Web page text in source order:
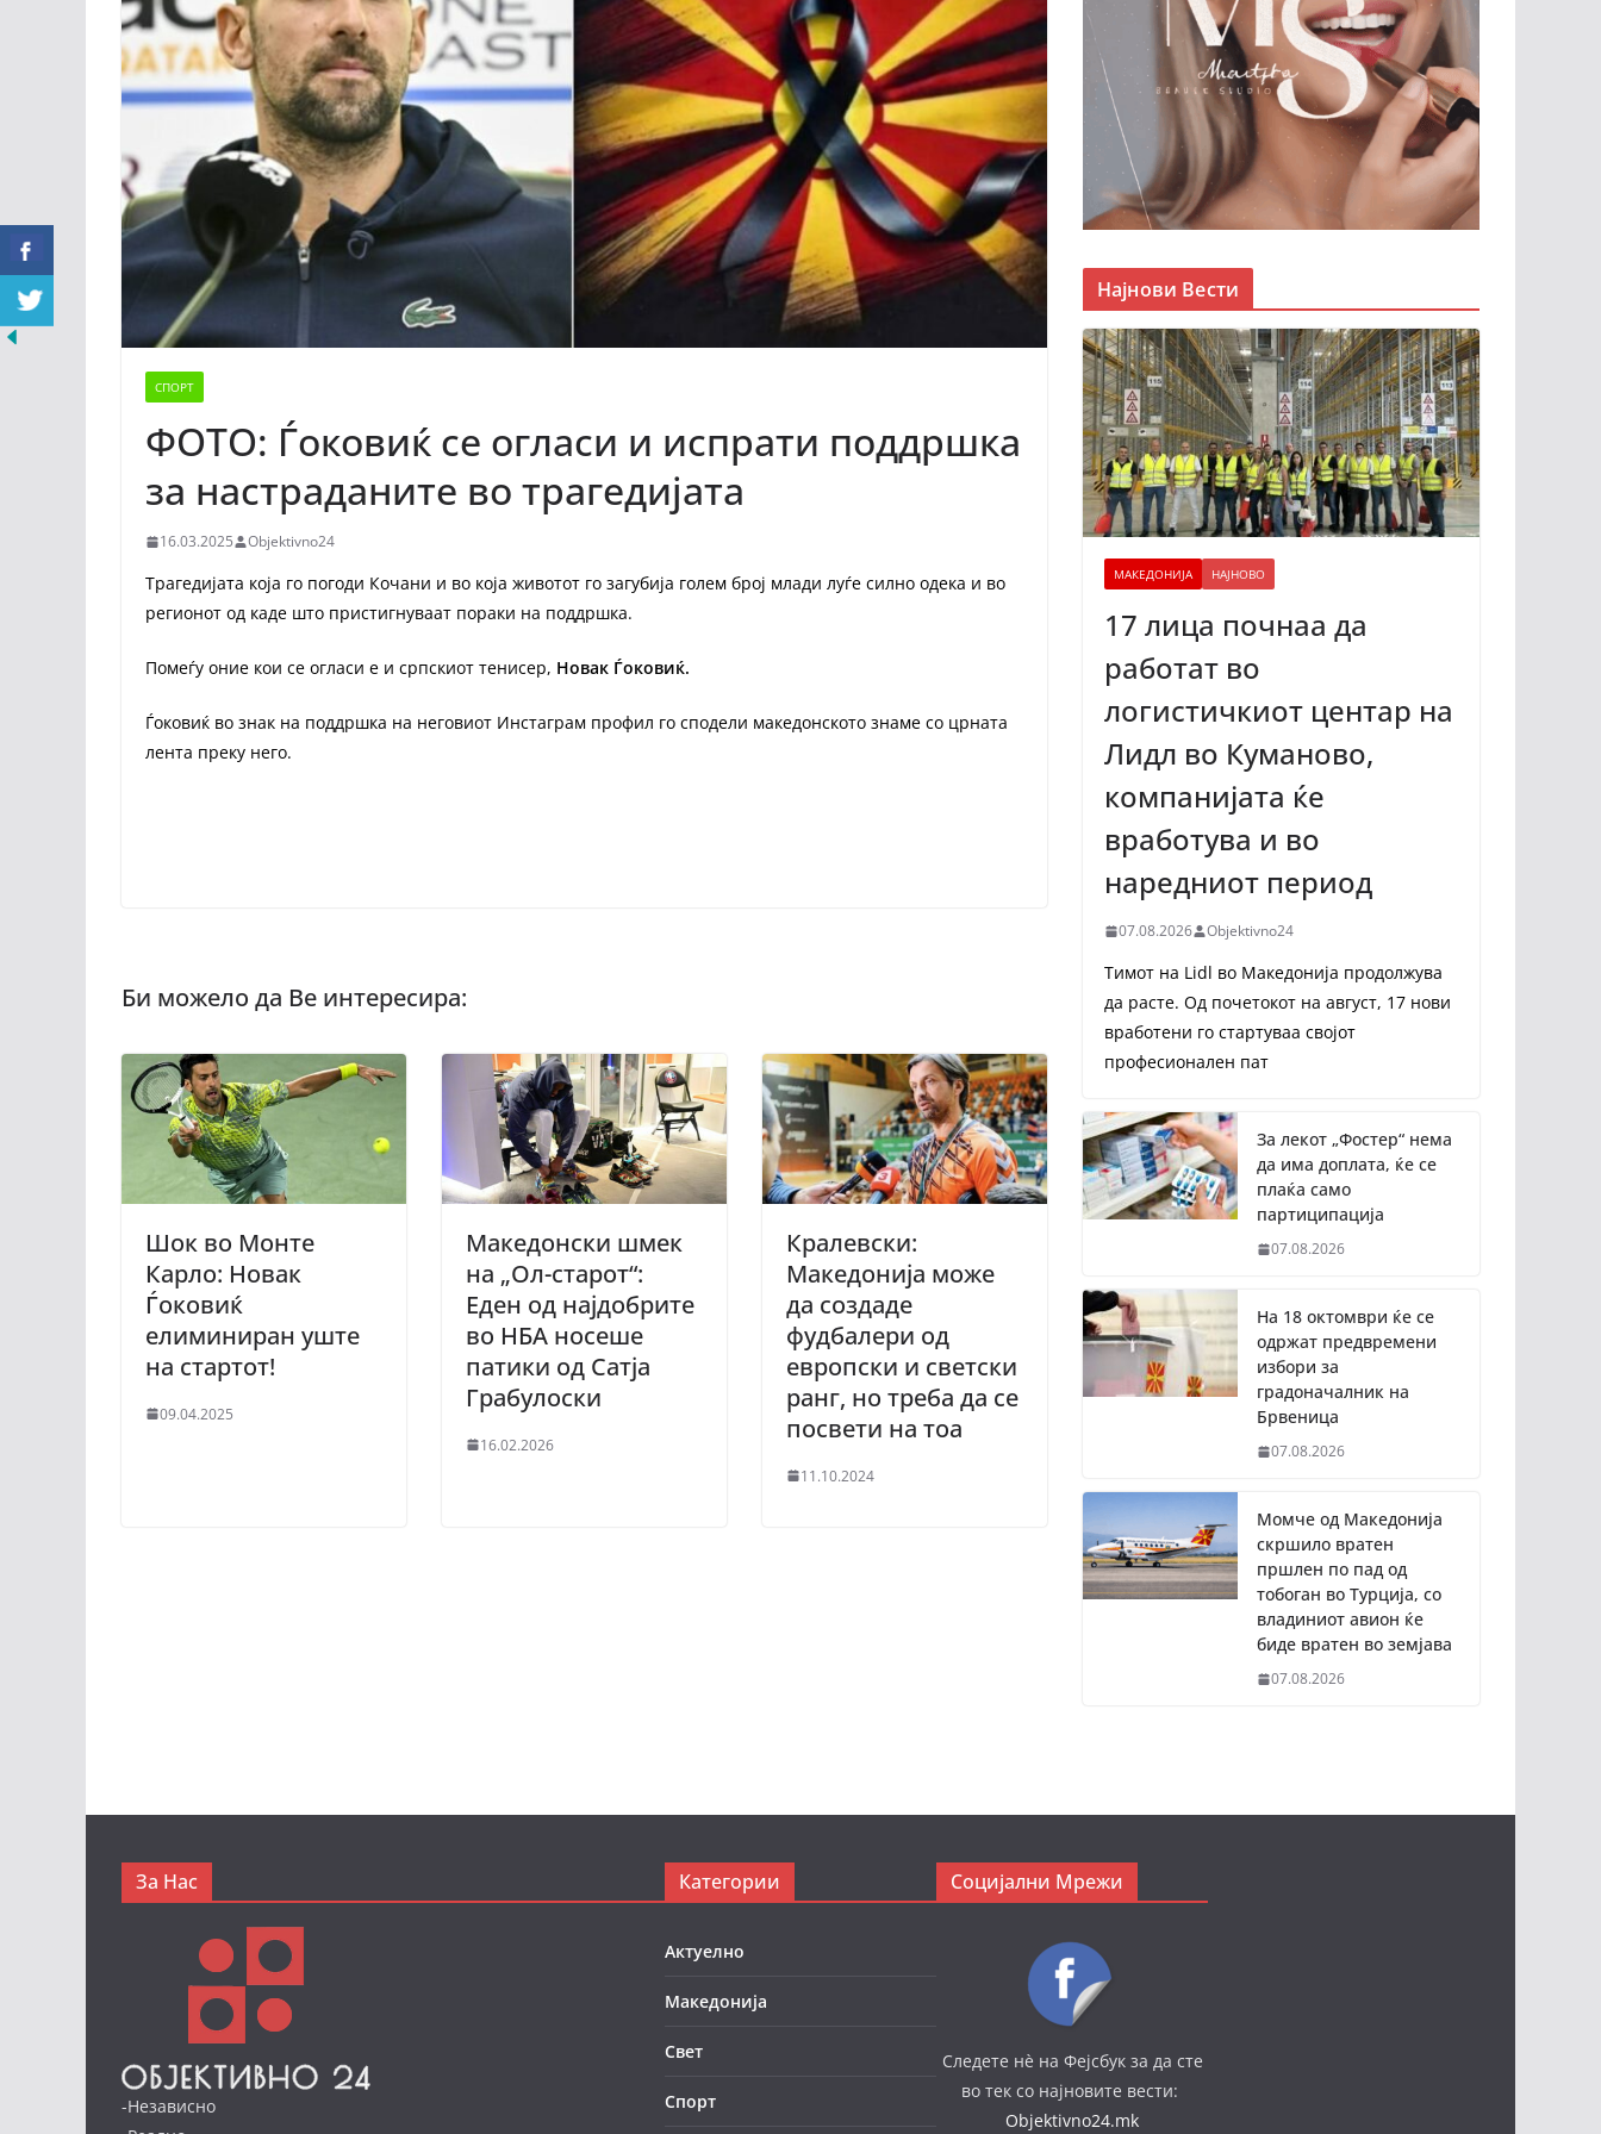
СПОРТ
ФОТО: Ѓоковиќ се огласи и испрати поддршка
за настраданите во трагедијата
16.03.2025 Objektivno24
Трагедијата која го погоди Кочани и во која животот го загубија голем број млади луѓе силно одека и во
регионот од каде што пристигнуваат пораки на поддршка.
Помеѓу оние кои се огласи е и српскиот тенисер, Новак Ѓоковиќ.
Ѓоковиќ во знак на поддршка на неговиот Инстаграм профил го сподели македонското знаме со црната
лента преку него.
Шок во Монте
Карло: Новак
Ѓоковиќ
елиминиран уште
на стартот!
09.04.2025
Македонски шмек
на „Ол-старот“:
Еден од најдобрите
во НБА носеше
патики од Сатја
Грабулоски
16.02.2026
Кралевски:
Македонија може
да создаде
фудбалери од
европски и светски
ранг, но треба да се
посвети на тоа
11.10.2024
Најнови Вести
МАКЕДОНИЈА НАЈНОВО
17 лица почнаа да
работат во
логистичкиот центар на
Лидл во Куманово,
компанијата ќе
вработува и во
наредниот период
07.08.2026 Objektivno24
Тимот на Lidl во Македонија продолжува
да расте. Од почетокот на август, 17 нови
вработени го стартуваа својот
професионален пат
За лекот „Фостер“ нема
да има доплата, ќе се
плаќа само
партиципација
07.08.2026
На 18 октомври ќе се
одржат предвремени
избори за
градоначалник на
Брвеница
07.08.2026
Момче од Македонија
скршило вратен
пршлен по пад од
тобоган во Турција, со
владиниот авион ќе
биде вратен во земјава
07.08.2026
За Нас
-Независно
Категории
Актуелно
Македонија
Свет
Спорт
Социјални Мрежи
Следете нè на Фејсбук за да сте
во тек со најновите вести:
Objektivno24.mk